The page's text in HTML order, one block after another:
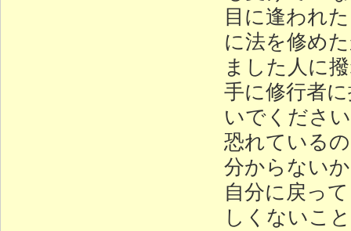
目に逢われ
に法を修め
ました人に
手に修行者
いでくださ
恐れている
分からない
自分に戻っ
しくないこ